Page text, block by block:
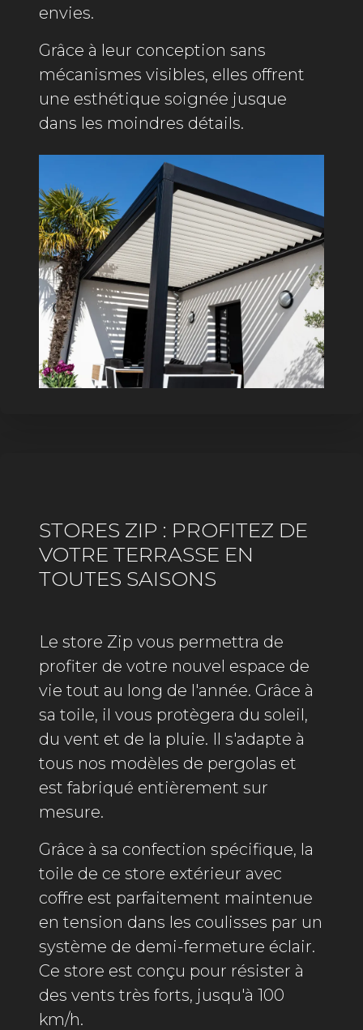
envies.
Grâce à leur conception sans
mécanismes visibles, elles offrent
une esthétique soignée jusque
dans les moindres détails.
STORES ZIP : PROFITEZ DE
VOTRE TERRASSE EN
TOUTES SAISONS
Le store Zip vous permettra de
profiter de votre nouvel espace de
vie tout au long de l'année. Grâce à
sa toile, il vous protègera du soleil,
du vent et de la pluie. Il s'adapte à
tous nos modèles de pergolas et
est fabriqué entièrement sur
mesure.
Grâce à sa confection spécifique, la
toile de ce store extérieur avec
coffre est parfaitement maintenue
en tension dans les coulisses par un
système de demi-fermeture éclair.
Ce store est conçu pour résister à
des vents très forts, jusqu'à 100
km/h.